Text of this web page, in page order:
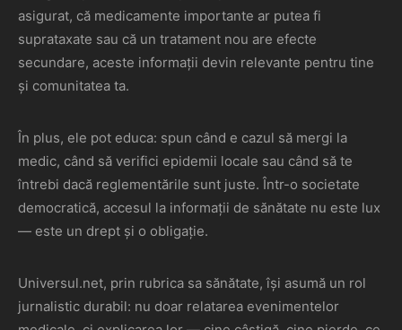
asigurat, că medicamente importante ar putea fi
suprataxate sau că un tratament nou are efecte
secundare, aceste informații devin relevante pentru tine
și comunitatea ta.
În plus, ele pot educa: spun când e cazul să mergi la
medic, când să verifici epidemii locale sau când să te
întrebi dacă reglementările sunt juste. Într-o societate
democratică, accesul la informații de sănătate nu este lux
— este un drept și o obligație.
Universul.net, prin rubrica sa sănătate, își asumă un rol
jurnalistic durabil: nu doar relatarea evenimentelor